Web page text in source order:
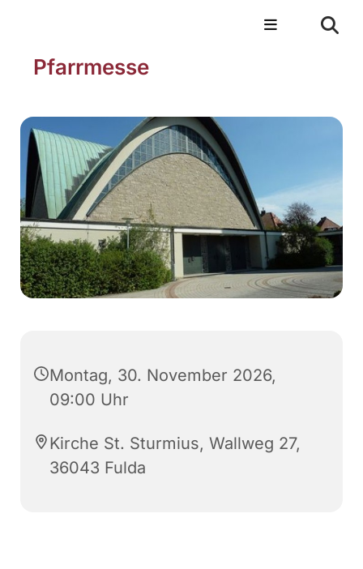
Pfarrmesse
Montag, 30. November 2026,
09:00 Uhr
Kirche St. Sturmius, Wallweg 27,
36043 Fulda